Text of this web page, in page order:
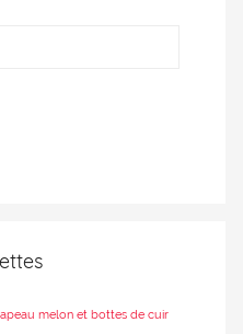
melon et bottes de cuir